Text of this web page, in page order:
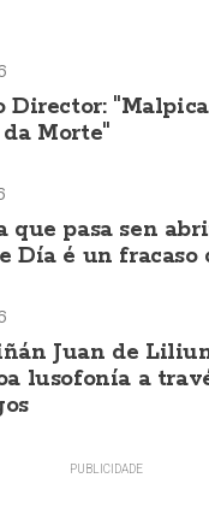
Director:
Morte"
que pasa sen
Día é un fracaso
Juan de
lusofonía a